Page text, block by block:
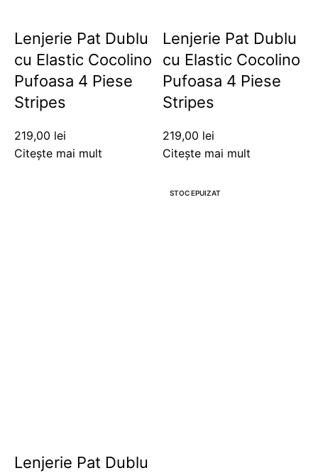
Lenjerie Pat Dublu
cu Elastic Cocolino
Pufoasa 4 Piese
Stripes
219,00 lei
Citește mai mult
Lenjerie Pat Dublu
cu Elastic Cocolino
Pufoasa 4 Piese
Stripes
219,00 lei
Citește mai mult
Lenjerie Pat Dublu
STOC EPUIZAT